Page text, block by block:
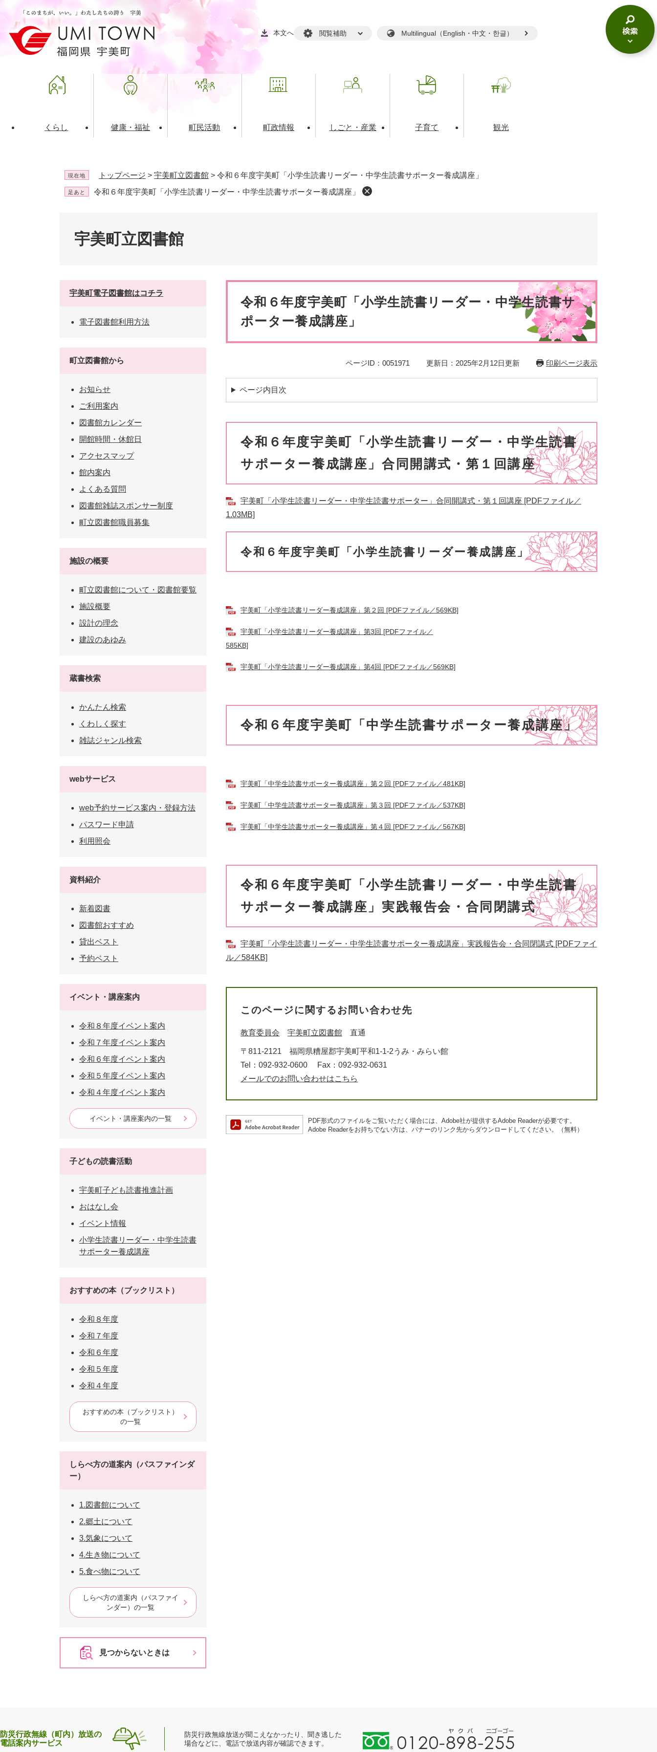
ーニ
本文へ 閲覧補助 Multilingual（English・中文・한글）
くらし
ごみ・環境・衛生 上下水道
健康・福祉 町民活動
共働・ボランティア
町政情報
施設案内 職員採用情報
しごと・産業
企業版ふるさと納税
子育て 観光
検
索
現在地 トップページ > 宇美町立図書館 > 令和６年度宇美町「小学生読書リーダー・中学生読書サポーター養成講座」
足あと 令和６年度宇美町「小学生読書リーダー・中学生読書サポーター養成講座」
宇美町立図書館
令和６年度宇美町「小学生読書リーダー・中学生読書サ
ポーター養成講座」
ページID：0051971 更新日：2025年2月12日更新 印刷ページ表示
ページ内目次
令和６年度宇美町「小学生読書リーダー・中学生読書
サポーター養成講座」合同開講式・第１回講座
宇美町「小学生読書リーダー・中学生読書サポーター」合同開講式・第１回講座 [PDFファイル／
1.03MB]
令和６年度宇美町「小学生読書リーダー養成講座」
宇美町「小学生読書リーダー養成講座」第２回 [PDFファイル／569KB]
宇美町「小学生読書リーダー養成講座」第3回 [PDFファイル／
585KB]
宇美町「小学生読書リーダー養成講座」第4回 [PDFファイル／569KB]
令和６年度宇美町「中学生読書サポーター養成講座」
宇美町「中学生読書サポーター養成講座」第２回 [PDFファイル／481KB]
宇美町「中学生読書サポーター養成講座」第３回 [PDFファイル／537KB]
宇美町「中学生読書サポーター養成講座」第４回 [PDFファイル／567KB]
令和６年度宇美町「小学生読書リーダー・中学生読書
サポーター養成講座」実践報告会・合同閉講式
宇美町「小学生読書リーダー・中学生読書サポーター養成講座」実践報告会・合同閉講式 [PDFファイ
ル／584KB]
このページに関するお問い合わせ先
教育委員会 宇美町立図書館 直通
〒811-2121
福岡県糟屋郡宇美町平和1-1-2うみ・みらい館
Tel：092-932-0600
Fax：092-932-0631
メールでのお問い合わせはこちら
PDF形式のファイルをご覧いただく場合には、Adobe社が提供するAdobe Readerが必要です。
Adobe Readerをお持ちでない方は、バナーのリンク先からダウンロードしてください。（無料）
宇美町電子図書館はコチラ
電子図書館利用方法
町立図書館から
お知らせ
ご利用案内
図書館カレンダー
開館時間・休館日
アクセスマップ
館内案内
よくある質問
図書館雑誌スポンサー制度
町立図書館職員募集
施設の概要
町立図書館について・図書館要覧
施設概要
設計の理念
建設のあゆみ
蔵書検索
かんたん検索
くわしく探す
雑誌ジャンル検索
webサービス
web予約サービス案内・登録方法
パスワード申請
利用照会
資料紹介
新着図書
図書館おすすめ
貸出ベスト
予約ベスト
イベント・講座案内
令和８年度イベント案内
令和７年度イベント案内
令和６年度イベント案内
令和５年度イベント案内
令和４年度イベント案内
イベント・講座案内の一覧
子どもの読書活動
宇美町子ども読書推進計画
おはなし会
イベント情報
小学生読書リーダー・中学生読書
サポーター養成講座
おすすめの本（ブックリスト）
令和８年度
令和７年度
令和６年度
令和５年度
令和４年度
おすすめの本（ブックリスト）
の一覧
しらべ方の道案内（パスファインダ
ー）
1.図書館について
2.郷土について
3.気象について
4.生き物について
5.食べ物について
しらべ方の道案内（パスファイ
ンダー）の一覧
見つからないときは
防災行政無線（町内）放送の
電話案内サービス
防災行政無線放送が聞こえなかったり、聞き逃した
場合などに、電話で放送内容が確認できます。
0
1